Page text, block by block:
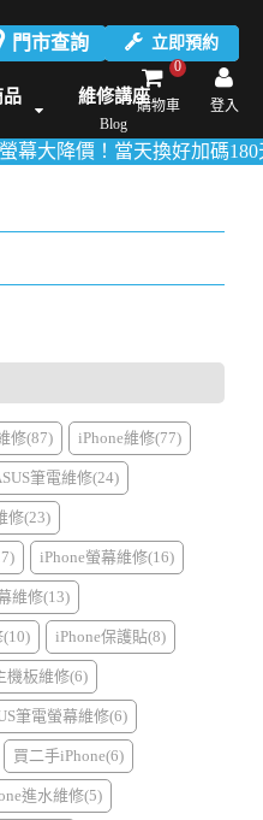
門市查詢 立即預約
登入
0
購物車
維修講座
Blog
維修/價格 Xbox維修/價格 伊萊
！當天換好加碼180天保固！
修(87) iPhone維修(77)
筆電維修(24)
修(23)
iPhone螢幕維修(16)
維修(13)
iPhone保護貼(8)
機板維修(6)
筆電螢幕維修(6)
買二手iPhone(6)
進水維修(5)